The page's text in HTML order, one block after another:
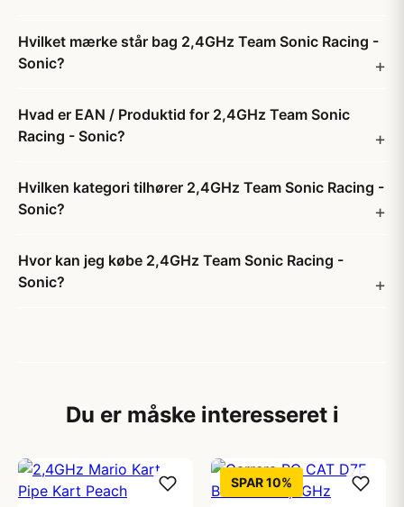
Hvilket mærke står bag 2,4GHz Team Sonic Racing -
Sonic?
Hvad er EAN / Produktid for 2,4GHz Team Sonic
Racing - Sonic?
Hvilken kategori tilhører 2,4GHz Team Sonic Racing -
Sonic?
Hvor kan jeg købe 2,4GHz Team Sonic Racing -
Sonic?
Du er måske interesseret i
SPAR 10%